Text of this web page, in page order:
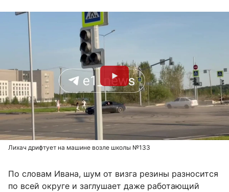
Лихач дрифтует на машине возле школы №133
По словам Ивана, шум от визга резины разносится
по всей округе и заглушает даже работающий